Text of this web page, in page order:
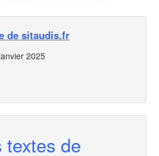
de sitaudis.fr
2025
textes de